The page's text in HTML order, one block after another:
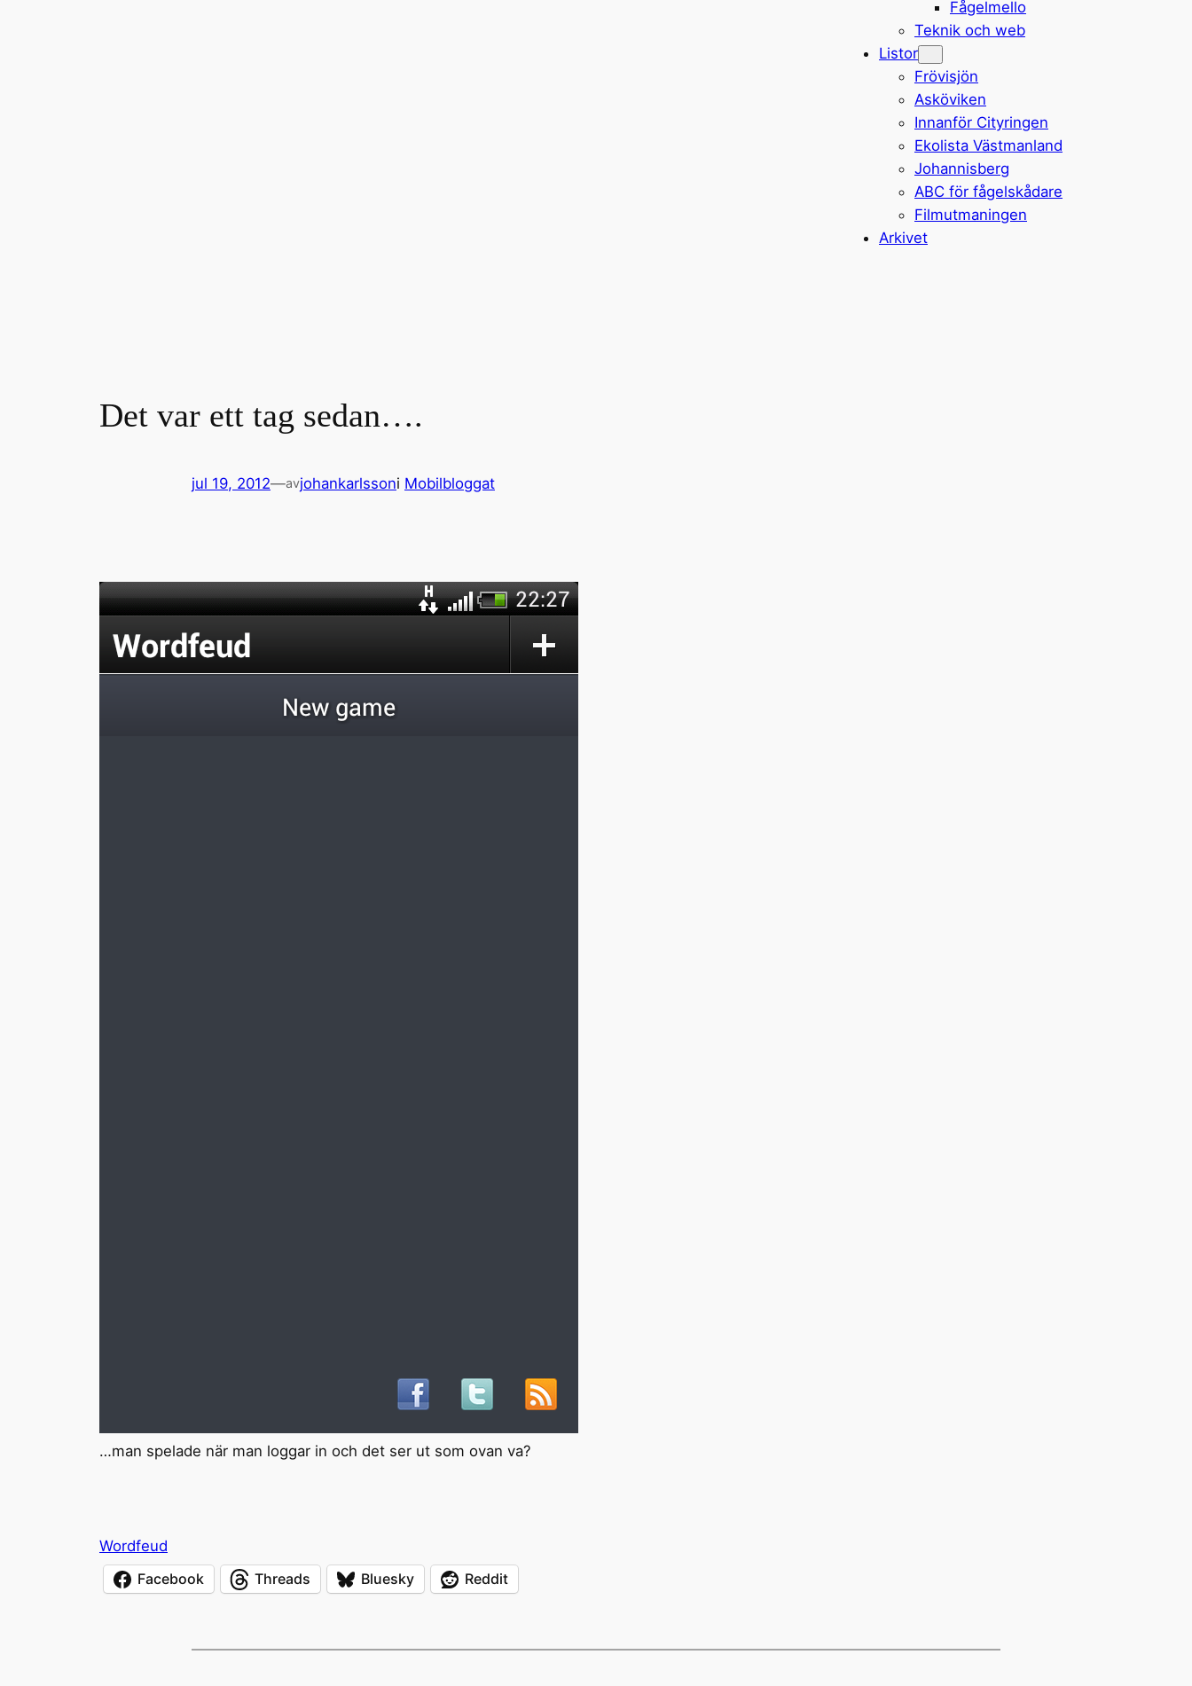
Fågelmello
Teknik och web
Listor
Frövisjön
Asköviken
Innanför Cityringen
Ekolista Västmanland
Johannisberg
ABC för fågelskådare
Filmutmaningen
Arkivet
Det var ett tag sedan….
jul 19, 2012—avjohankarlssoni Mobilbloggat
…man spelade när man loggar in och det ser ut som ovan va?
Wordfeud
Facebook
Threads Bluesky Reddit